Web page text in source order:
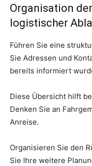
Organisation
logistischer
Führen Sie eine
Sie Adressen und
bereits informiert
Diese Übersicht hilft
Denken Sie an
Anreise.
Organisieren Sie den
Sie Ihre weitere